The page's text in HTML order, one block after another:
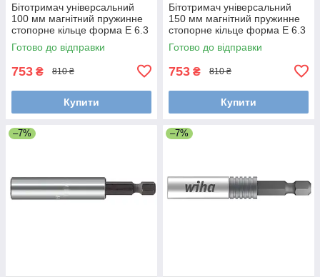
Бітотримач універсальний
100 мм магнітний пружинне
стопорне кільце форма E 6.3
Wiha 36092
Готово до відправки
753 ₴ 810 ₴
Купити
Бітотримач універсальний
150 мм магнітний пружинне
стопорне кільце форма E 6.3
Wiha 34306
Готово до відправки
753 ₴ 810 ₴
Купити
–7% –7%